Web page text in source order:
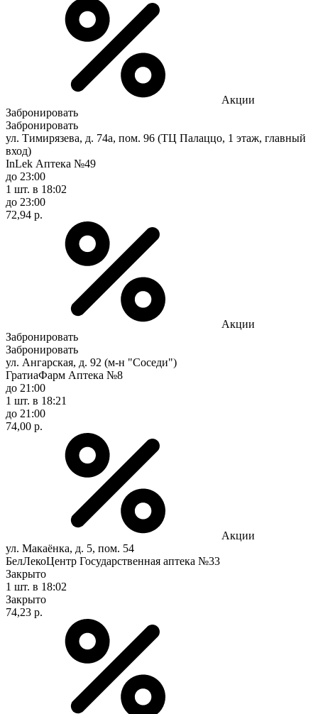
Акции
Забронировать
Забронировать
ул. Тимирязева, д. 74а, пом. 96 (ТЦ Палаццо, 1 этаж, главный
вход)
InLek Аптека №49
до 23:00
1 шт. в 18:02
до 23:00
72,94 р.
Акции
Забронировать
Забронировать
ул. Ангарская, д. 92 (м-н "Соседи")
ГратиаФарм Аптека №8
до 21:00
1 шт. в 18:21
до 21:00
74,00 р.
Акции
ул. Макаёнка, д. 5, пом. 54
БелЛекоЦентр Государственная аптека №33
Закрыто
1 шт. в 18:02
Закрыто
74,23 р.